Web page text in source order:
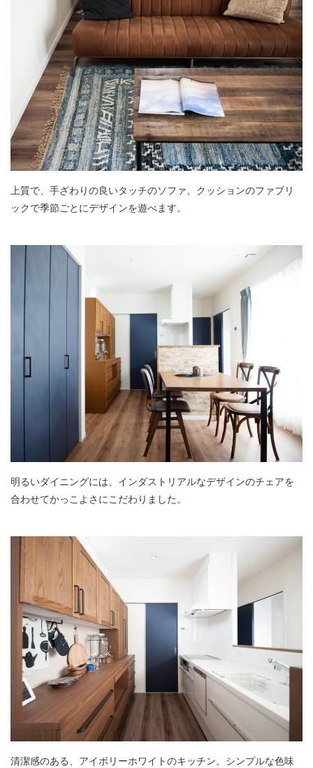
上質で、手ざわりの良いタッチのソファ。クッションのファブリ
ックで季節ごとにデザインを遊べます。
明るいダイニングには、インダストリアルなデザインのチェアを
合わせてかっこよさにこだわりました。
清潔感のある、アイボリーホワイトのキッチン。シンプルな色味